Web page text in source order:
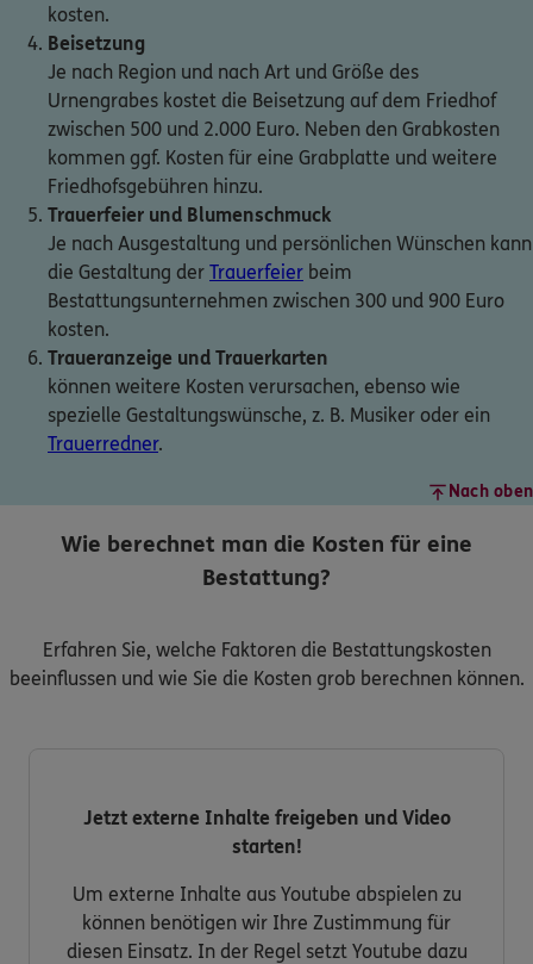
kosten.
Beisetzung
Je nach Region und nach Art und Größe des
Urnengrabes kostet die Beisetzung auf dem Friedhof
zwischen 500 und 2.000 Euro. Neben den Grabkosten
kommen ggf. Kosten für eine Grabplatte und weitere
Friedhofsgebühren hinzu.
Trauerfeier und Blumenschmuck
Je nach Ausgestaltung und persönlichen Wünschen kann
die Gestaltung der Trauerfeier beim
Bestattungsunternehmen zwischen 300 und 900 Euro
kosten.
Traueranzeige und Trauerkarten
können weitere Kosten verursachen, ebenso wie
spezielle Gestaltungswünsche, z. B. Musiker oder ein
Trauerredner.
Nach oben
Wie berechnet man die Kosten für eine
Bestattung?
Erfahren Sie, welche Faktoren die Bestattungskosten
beeinflussen und wie Sie die Kosten grob berechnen können.
Jetzt externe Inhalte freigeben und Video
starten!
Um externe Inhalte aus Youtube abspielen zu
können benötigen wir Ihre Zustimmung für
diesen Einsatz. In der Regel setzt Youtube dazu